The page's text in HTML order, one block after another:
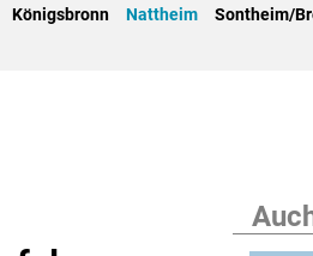
Königsbronn Nattheim Sontheim/